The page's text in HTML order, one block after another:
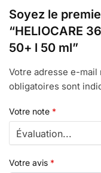
Soyez le
“HELIOCARE
50+ l 50 ml”
Votre adresse e-mail
obligatoires sont
Votre note *
Votre avis *